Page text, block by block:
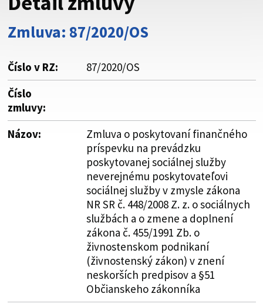
Buďte pozorní a vždy sa uistite, že zdieľate informácie iba
cez zabezpečenú webovú stránku. Zabezpečená stránka
vždy začína https:// pred názvom domény webového sídla.
Zmluva: 87/2020/OS
Číslo v RZ:
87/2020/OS
Číslo
zmluvy:
Názov:
Zmluva o poskytovaní finančného
príspevku na prevádzku
poskytovanej sociálnej služby
neverejnému poskytovateľovi
sociálnej služby v zmysle zákona
NR SR č. 448/2008 Z. z. o sociálnych
službách a o zmene a doplnení
zákona č. 455/1991 Zb. o
živnostenskom podnikaní
(živnostenský zákon) v znení
neskorších predpisov a §51
Občianskeho zákonníka